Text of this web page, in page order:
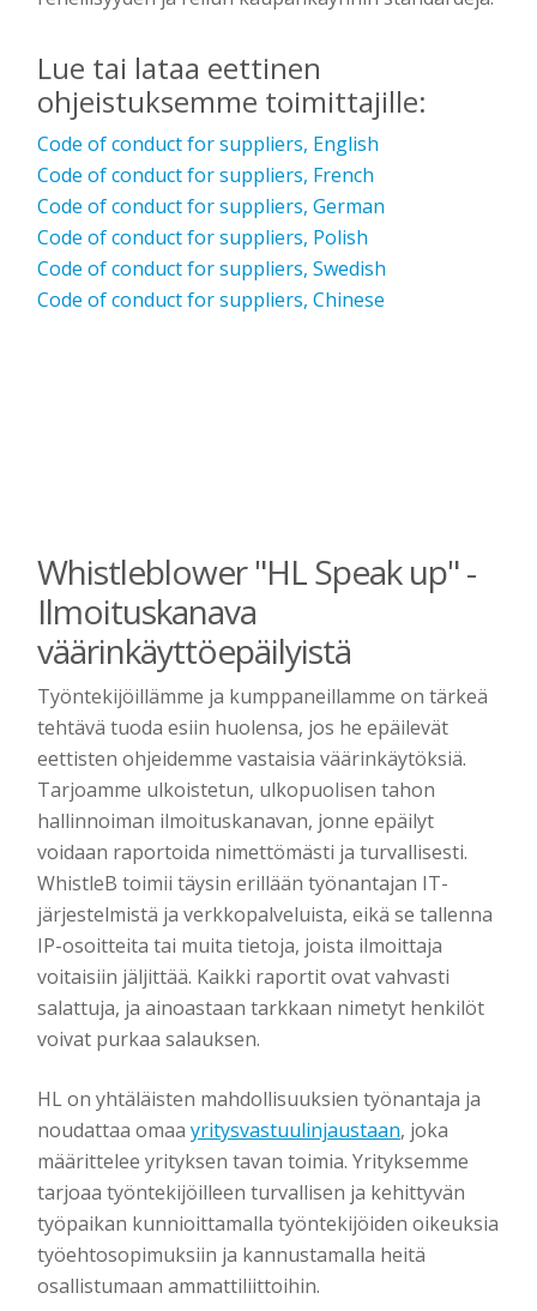
Lue tai lataa eettinen
ohjeistuksemme toimittajille:
Code of conduct for suppliers, English
Code of conduct for suppliers, French
Code of conduct for suppliers, German
Code of conduct for suppliers, Polish
Code of conduct for suppliers, Swedish
Code of conduct for suppliers, Chinese
Whistleblower "HL Speak up" -
Ilmoituskanava
väärinkäyttöepäilyistä
Työntekijöillämme ja kumppaneillamme on tärkeä
tehtävä tuoda esiin huolensa, jos he epäilevät
eettisten ohjeidemme vastaisia väärinkäytöksiä.
Tarjoamme ulkoistetun, ulkopuolisen tahon
hallinnoiman ilmoituskanavan, jonne epäilyt
voidaan raportoida nimettömästi ja turvallisesti.
WhistleB toimii täysin erillään työnantajan IT-
järjestelmistä ja verkkopalveluista, eikä se tallenna
IP-osoitteita tai muita tietoja, joista ilmoittaja
voitaisiin jäljittää. Kaikki raportit ovat vahvasti
salattuja, ja ainoastaan tarkkaan nimetyt henkilöt
voivat purkaa salauksen.
HL on yhtäläisten mahdollisuuksien työnantaja ja
noudattaa omaa yritysvastuulinjaustaan, joka
määrittelee yrityksen tavan toimia. Yrityksemme
tarjoaa työntekijöilleen turvallisen ja kehittyvän
työpaikan kunnioittamalla työntekijöiden oikeuksia
työehtosopimuksiin ja kannustamalla heitä
osallistumaan ammattiliittoihin.